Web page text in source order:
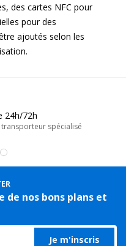
des cartes NFC pour
pour des
ajoutés selon les
24h/72h
spécialisé
nos bons plans et
Je m'inscris